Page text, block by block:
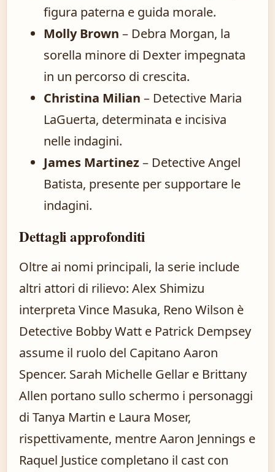
figura paterna e guida morale.
Molly Brown – Debra Morgan, la
sorella minore di Dexter impegnata
in un percorso di crescita.
Christina Milian – Detective Maria
LaGuerta, determinata e incisiva
nelle indagini.
James Martinez– Detective Angel
Batista, presente per supportare le
indagini.
Dettagli approfonditi
Oltre ai nomi principali, la serie include
altri attori di rilievo: Alex Shimizu
interpreta Vince Masuka, Reno Wilson è
Detective Bobby Watt e Patrick Dempsey
assume il ruolo del Capitano Aaron
Spencer. Sarah Michelle Gellar e Brittany
Allen portano sullo schermo i personaggi
di Tanya Martin e Laura Moser,
rispettivamente, mentre Aaron Jennings e
Raquel Justice completano il cast con